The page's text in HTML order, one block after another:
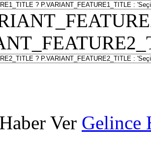
Ver Gelince